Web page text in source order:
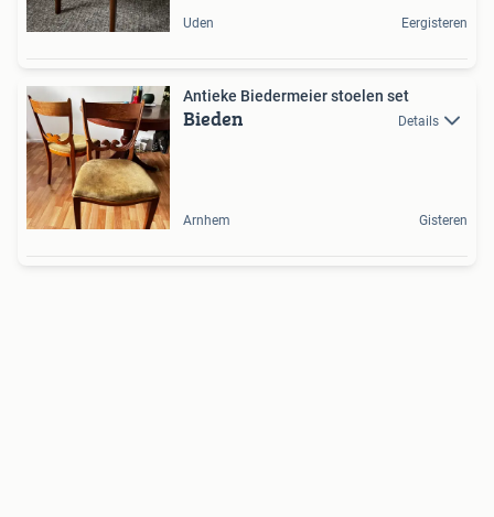
Uden Eergisteren
Antieke Biedermeier stoelen set
Bieden Details
Arnhem Gisteren